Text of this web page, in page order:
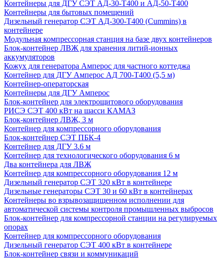
Контейнеры для ДГУ СЭТ АД-30-Т400 и АД-50-Т400
Контейнеры для бытовых помещений
Дизельный генератор СЭТ АД-300-Т400 (Cummins) в
контейнере
Модульная компрессорная станция на базе двух контейнеров
Блок-контейнер ЛВЖ для хранения литий-ионных
аккумуляторов
Кожух для генератора Амперос для частного коттеджа
Контейнер для ДГУ Амперос АД 700-Т400 (5,5 м)
Контейнер-операторская
Контейнеры для ДГУ Амперос
Блок-контейнер для электрощитового оборудования
РИСЭ СЭТ 400 кВт на шасси КАМАЗ
Блок-контейнер ЛВЖ, 3 м
Контейнер для компрессорного оборудования
Блок-контейнер СЭТ ПБК-4
Контейнер для ДГУ 3.6 м
Контейнер для технологического оборудования 6 м
Два контейнера для ЛВЖ
Контейнер для компрессорного оборудования 12 м
Дизельный генератор СЭТ 320 кВт в контейнере
Дизельные генераторы СЭТ 30 и 60 кВт в контейнерах
Контейнеры во взрывозащищенном исполнении для
автоматической системы контроля промышленных выбросов
Блок-контейнер для компрессорной станции на регулируемых
опорах
Контейнер для компрессорного оборудования
Дизельный генератор СЭТ 400 кВт в контейнере
Блок-контейнер связи и коммуникаций